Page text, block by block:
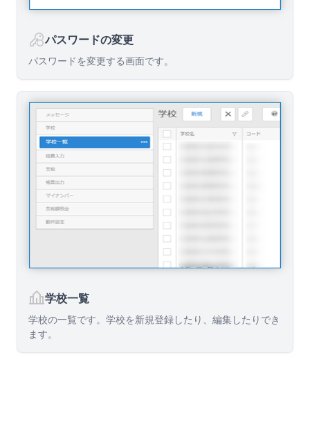
パスワードの変更
パスワードを変更する画面です。
学校一覧
学校の一覧です。学校を新規登録したり、編集したりでき
ます。